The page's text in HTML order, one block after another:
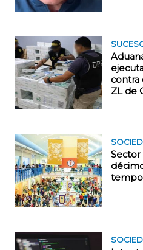
contra
ZL de
Sector